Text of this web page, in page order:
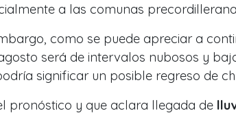
a las comunas
como se puede apreciar a
será de intervalos nubosos y
significar un posible regreso de
pronóstico y que aclara llegada de